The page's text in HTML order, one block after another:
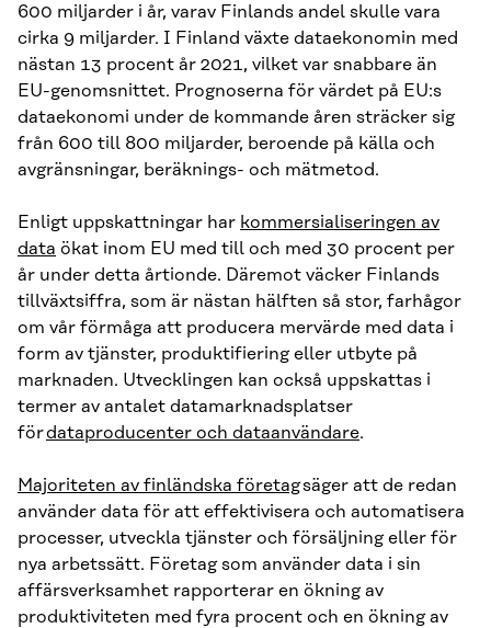
600 miljarder i år, varav Finlands andel skulle vara
cirka 9 miljarder. I Finland växte dataekonomin med
nästan 13 procent år 2021, vilket var snabbare än
EU-genomsnittet. Prognoserna för värdet på EU:s
dataekonomi under de kommande åren sträcker sig
från 600 till 800 miljarder, beroende på källa och
avgränsningar, beräknings- och mätmetod.
Enligt uppskattningar har kommersialiseringen av
data ökat inom EU med till och med 30 procent per
år under detta årtionde. Däremot väcker Finlands
tillväxtsiffra, som är nästan hälften så stor, farhågor
om vår förmåga att producera mervärde med data i
form av tjänster, produktifiering eller utbyte på
marknaden. Utvecklingen kan också uppskattas i
termer av antalet datamarknadsplatser
fördataproducenter och dataanvändare.
Majoriteten av finländska företagsäger att de redan
använder data för att effektivisera och automatisera
processer, utveckla tjänster och försäljning eller för
nya arbetssätt. Företag som använder data i sin
affärsverksamhet rapporterar en ökning av
produktiviteten med fyra procent och en ökning av